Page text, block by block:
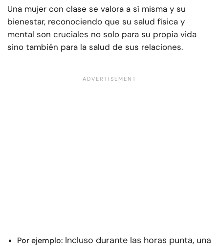
Una mujer con clase se valora a sí misma y su
bienestar, reconociendo que su salud física y
mental son cruciales no solo para su propia vida
sino también para la salud de sus relaciones.
Por ejemplo: Incluso durante las horas punta, una